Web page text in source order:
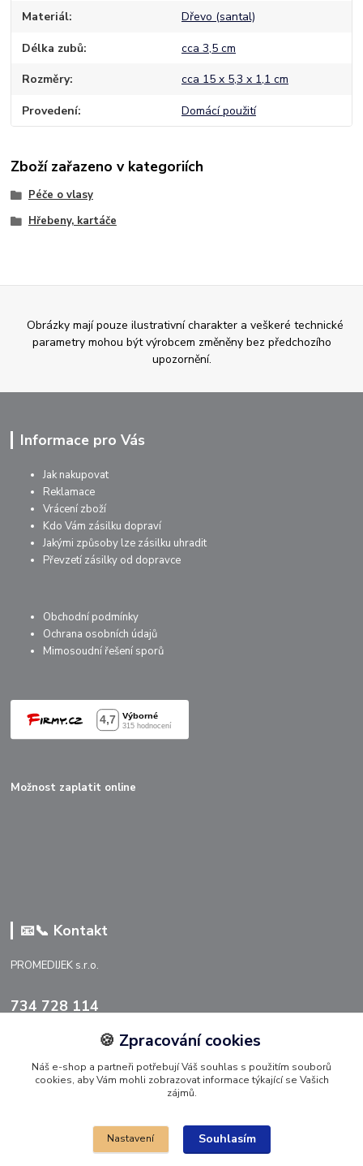
Materiál Dřevo (santal)
Délka zubů cca 3,5 cm
Rozměry cca 15 x 5,3 x 1,1 cm
Provedení Domácí použití
Zboží zařazeno v kategoriích
Péče o vlasy
Hřebeny, kartáče
Obrázky mají pouze ilustrativní charakter a veškeré technické
parametry mohou být výrobcem změněny bez předchozího
upozornění.
Informace pro Vás
Jak nakupovat
Reklamace
Vrácení zboží
Kdo Vám zásilku dopraví
Jakými způsoby lze zásilku uhradit
Převzetí zásilky od dopravce
Obchodní podmínky
Ochrana osobních údajů
Mimosoudní řešení sporů
Možnost zaplatit online
📧📞 Kontakt
PROMEDIJEK s.r.o.
734 728 114
info@promedijek.cz
Upravit sběr cookies 🍪.
🍪 Zpracování cookies
Náš e-shop a partneři potřebují Váš souhlas s použitím souborů
cookies, aby Vám mohli zobrazovat informace týkající se Vašich
zájmů.
Nastavení Souhlasím